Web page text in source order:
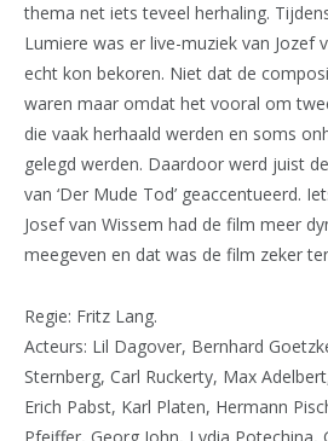
thema net iets teveel herhaling.
Lumiere was er live-muziek van Jozef
echt kon bekoren. Niet dat de
waren maar omdat het vooral om
die vaak herhaald werden en soms
gelegd werden. Daardoor werd juist
van ‘Der Mude Tod’ geaccentueerd.
Josef van Wissem had de film meer
meegeven en dat was de film zeker
Regie: Fritz Lang.
Acteurs: Lil Dagover, Bernhard
Sternberg, Carl Ruckerty, Max
Erich Pabst, Karl Platen, Hermann